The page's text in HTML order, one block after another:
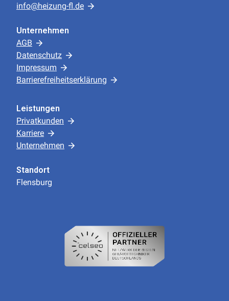
info@heizung-fl.de
Unternehmen
AGB
Datenschutz
Impressum
Barrierefreiheitserklärung
Leistungen
Privatkunden
Karriere
Unternehmen
Standort
Flensburg